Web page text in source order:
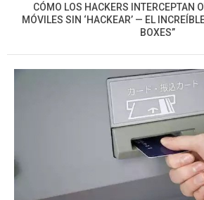
CÓMO LOS HACKERS INTERCEPTAN
MÓVILES SIN ‘HACKEAR’ — EL
BOXES”